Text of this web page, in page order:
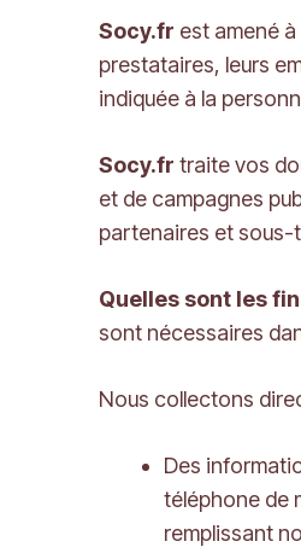
Socy.fr est amené
prestataires, leurs
indiquée à la
Socy.fr traite vos
et de campagnes
partenaires et sous-
Quelles sont les
sont nécessaires
Nous collectons
Des
téléphone de
remplissant